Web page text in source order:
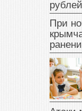
При